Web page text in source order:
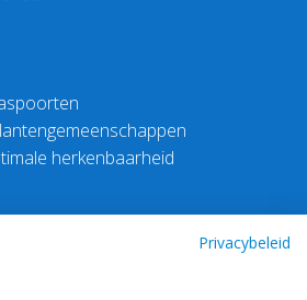
herkenbaarheid
Privacybeleid